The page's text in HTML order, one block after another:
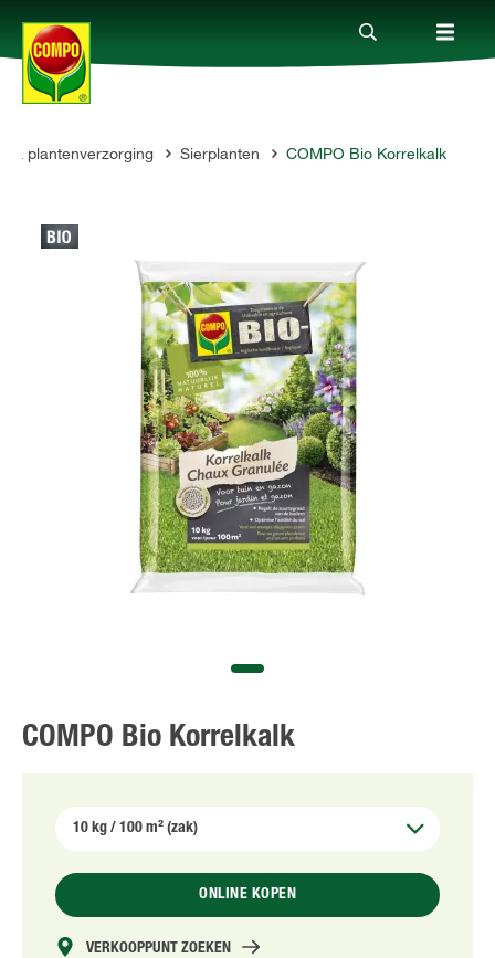
Producten
Advies
& plantenverzorging Sierplanten COMPO Bio Korrelkalk
COMPO Bio Korrelkalk
ONLINE KOPEN
VERKOOPPUNT ZOEKEN